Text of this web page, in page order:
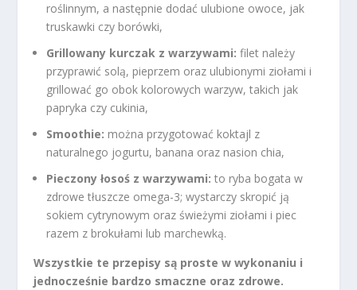
roślinnym, a następnie dodać ulubione owoce, jak
truskawki czy borówki,
Grillowany kurczak z warzywami: filet należy
przyprawić solą, pieprzem oraz ulubionymi ziołami i
grillować go obok kolorowych warzyw, takich jak
papryka czy cukinia,
Smoothie: można przygotować koktajl z
naturalnego jogurtu, banana oraz nasion chia,
Pieczony łosoś z warzywami: to ryba bogata w
zdrowe tłuszcze omega-3; wystarczy skropić ją
sokiem cytrynowym oraz świeżymi ziołami i piec
razem z brokułami lub marchewką.
Wszystkie te przepisy są proste w wykonaniu i
jednocześnie bardzo smaczne oraz zdrowe.